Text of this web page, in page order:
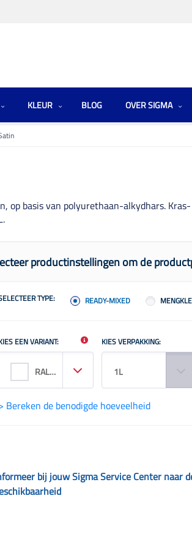
KLEUR BLOG OVER SIGMA
op basis van polyurethaan-alkydhars.
productinstellingen om de
TYPE: READY-MIXED
EEN VARIANT:
RAL 9010
KIES VERPAKKING:
1L
Bereken de benodigde hoeveelheid
bij jouw Sigma Service Center naar